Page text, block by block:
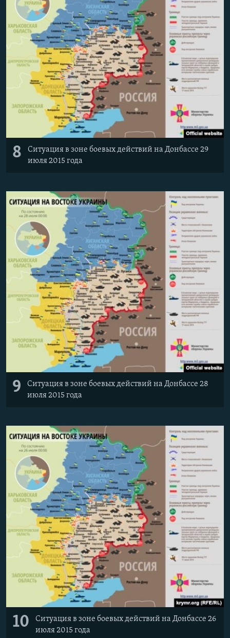
8
Ситуация в зоне боевых действий на Донбассе 29
июля 2015 года
9
Ситуация в зоне боевых действий на Донбассе 28
июля 2015 года
10
Ситуация в зоне боевых действий на Донбассе 26
июля 2015 года